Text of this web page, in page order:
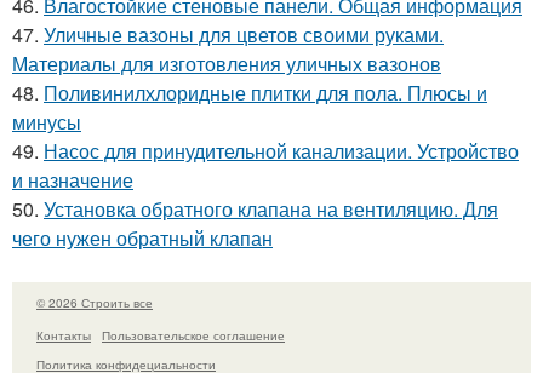
46. Влагостойкие стеновые панели. Общая информация
47. Уличные вазоны для цветов своими руками.
Материалы для изготовления уличных вазонов
48. Поливинилхлоридные плитки для пола. Плюсы и
минусы
49. Насос для принудительной канализации. Устройство
и назначение
50. Установка обратного клапана на вентиляцию. Для
чего нужен обратный клапан
© 2026 Строить все
Контакты
Пользовательское соглашение
Политика конфидециальности